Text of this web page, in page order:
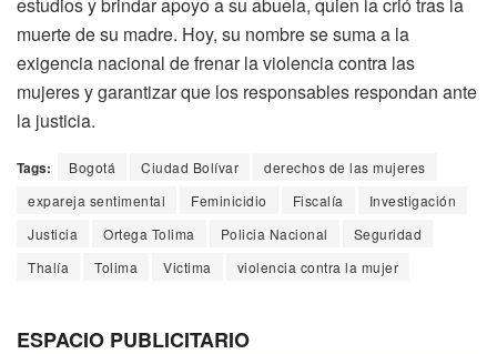
estudios y brindar apoyo a su abuela, quien la crió tras la
muerte de su madre. Hoy, su nombre se suma a la
exigencia nacional de frenar la violencia contra las
mujeres y garantizar que los responsables respondan ante
la justicia.
Tags: Bogotá Ciudad Bolívar
derechos de las mujeres
expareja sentimental
Feminicidio Fiscalía
Investigación
Justicia
Ortega Tolima Policia Nacional
Seguridad
Thalía
Tolima Victima violencia contra la mujer
ESPACIO PUBLICITARIO